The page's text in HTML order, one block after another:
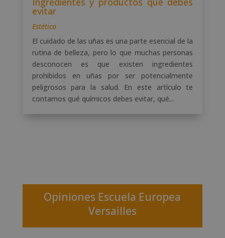
evitar
Estética
El cuidado de las uñas es una parte esencial de la
rutina de belleza, pero lo que muchas personas
desconocen es que existen ingredientes
prohibidos en uñas por ser potencialmente
peligrosos para la salud. En este artículo te
contamos qué químicos debes evitar, qué...
Opiniones Escuela Europea
Versailles